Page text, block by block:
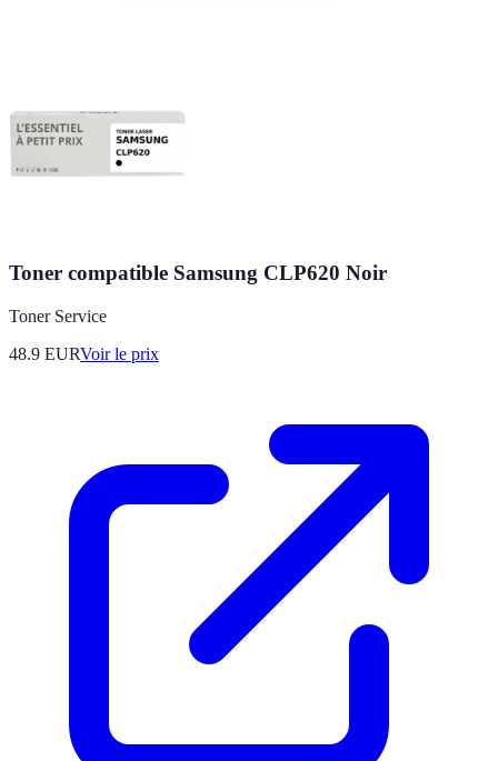
Toner compatible Samsung CLP620 Noir
Toner Service
48.9 EURVoir le prix